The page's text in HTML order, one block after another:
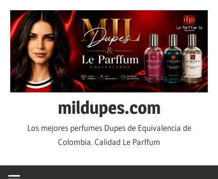
mildupes.com
Los mejores perfumes Dupes de Equivalencia de
Colombia. Calidad Le Parffum